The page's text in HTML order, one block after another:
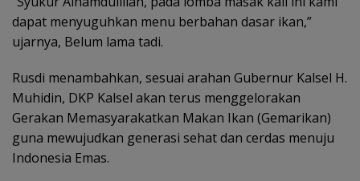
dapat menyuguhkan menu berbahan dasar ikan,”
ujarnya, Belum lama tadi.
Rusdi menambahkan, sesuai arahan Gubernur Kalsel H.
Muhidin, DKP Kalsel akan terus menggelorakan
Gerakan Memasyarakatkan Makan Ikan (Gemarikan)
guna mewujudkan generasi sehat dan cerdas menuju
Indonesia Emas.